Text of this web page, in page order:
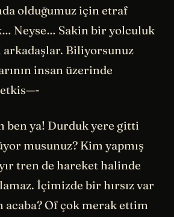
olduğumuz için etraf
Neyse… Sakin bir yolculuk
Biliyorsunuz
insan üzerinde
etkis—-
ben ya! Durduk yere gitti
musunuz? Kim yapmış
tren de hareket halinde
İçimizde bir hırsız var
acaba? Of çok merak ettim